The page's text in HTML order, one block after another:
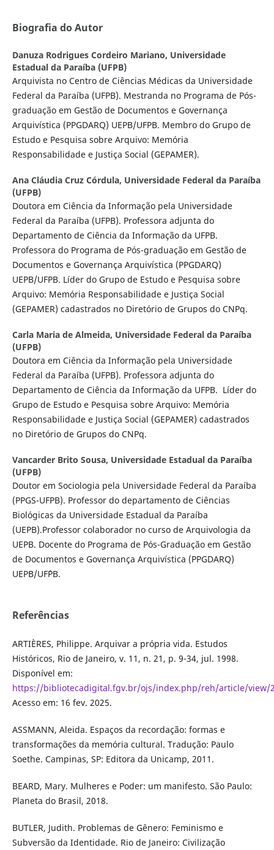
Biografia do Autor
Danuza Rodrigues Cordeiro Mariano, Universidade
Estadual da Paraíba (UFPB)
Arquivista no Centro de Ciências Médicas da Universidade
Federal da Paraíba (UFPB). Mestranda no Programa de Pós-
graduação em Gestão de Documentos e Governança
Arquivística (PPGDARQ) UEPB/UFPB. Membro do Grupo de
Estudo e Pesquisa sobre Arquivo: Memória
Responsabilidade e Justiça Social (GEPAMER).
Ana Cláudia Cruz Córdula, Universidade Federal da Paraíba
(UFPB)
Doutora em Ciência da Informação pela Universidade
Federal da Paraíba (UFPB). Professora adjunta do
Departamento de Ciência da Informação da UFPB.
Professora do Programa de Pós-graduação em Gestão de
Documentos e Governança Arquivística (PPGDARQ)
UEPB/UFPB. Líder do Grupo de Estudo e Pesquisa sobre
Arquivo: Memória Responsabilidade e Justiça Social
(GEPAMER) cadastrados no Diretório de Grupos do CNPq.
Carla Maria de Almeida, Universidade Federal da Paraíba
(UFPB)
Doutora em Ciência da Informação pela Universidade
Federal da Paraíba (UFPB). Professora adjunta do
Departamento de Ciência da Informação da UFPB. Líder do
Grupo de Estudo e Pesquisa sobre Arquivo: Memória
Responsabilidade e Justiça Social (GEPAMER) cadastrados
no Diretório de Grupos do CNPq.
Vancarder Brito Sousa, Universidade Estadual da Paraíba
(UFPB)
Doutor em Sociologia pela Universidade Federal da Paraíba
(PPGS-UFPB). Professor do departamento de Ciências
Biológicas da Universidade Estadual da Paraíba
(UEPB).Professor colaborador no curso de Arquivologia da
UEPB. Docente do Programa de Pós-Graduação em Gestão
de Documentos e Governança Arquivística (PPGDARQ)
UEPB/UF´PB.
Referências
ARTIÈRES, Philippe. Arquivar a própria vida. Estudos
Históricos, Rio de Janeiro, v. 11, n. 21, p. 9-34, jul. 1998.
Disponível em:
https://bibliotecadigital.fgv.br/ojs/index.php/reh/article/view/
Acesso em: 16 fev. 2025.
ASSMANN, Aleida. Espaços da recordação: formas e
transformações da memória cultural. Tradução: Paulo
Soethe. Campinas, SP: Editora da Unicamp, 2011.
BEARD, Mary. Mulheres e Poder: um manifesto. São Paulo:
Planeta do Brasil, 2018.
BUTLER, Judith. Problemas de Gênero: Feminismo e
Subversão da Identidade. Rio de Janeiro: Civilização